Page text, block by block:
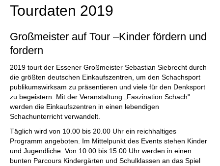
Tourdaten 2019
Großmeister auf Tour –Kinder fördern und
fordern
2019 tourt der Essener Großmeister Sebastian Siebrecht durch
die größten deutschen Einkaufszentren, um den Schachsport
publikumswirksam zu präsentieren und viele für den Denksport
zu begeistern. Mit der Veranstaltung „Faszination Schach"
werden die Einkaufszentren in einen lebendigen
Schachunterricht verwandelt.
Täglich wird von 10.00 bis 20.00 Uhr ein reichhaltiges
Programm angeboten. Im Mittelpunkt des Events stehen Kinder
und Jugendliche. Von 10.00 bis 15.00 Uhr werden in einen
bunten Parcours Kindergärten und Schulklassen an das Spiel